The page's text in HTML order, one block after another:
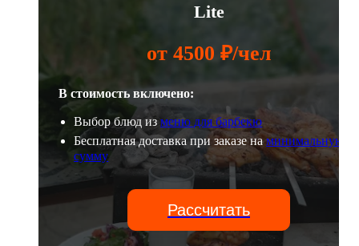
Lite
от 4500 ₽/чел
В стоимость включено:
Выбор блюд изменю для барбекю
Бесплатная доставка при заказе наминимальную
сумму
Рассчитать